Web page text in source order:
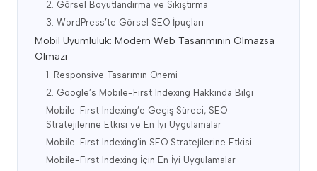
2. Görsel Boyutlandırma ve Sıkıştırma
3. WordPress’te Görsel SEO İpuçları
Mobil Uyumluluk: Modern Web Tasarımının Olmazsa
Olmazı
1. Responsive Tasarımın Önemi
2. Google’s Mobile-First Indexing Hakkında Bilgi
Mobile-First Indexing’e Geçiş Süreci, SEO
Stratejilerine Etkisi ve En İyi Uygulamalar
Mobile-First Indexing’in SEO Stratejilerine Etkisi
Mobile-First Indexing İçin En İyi Uygulamalar